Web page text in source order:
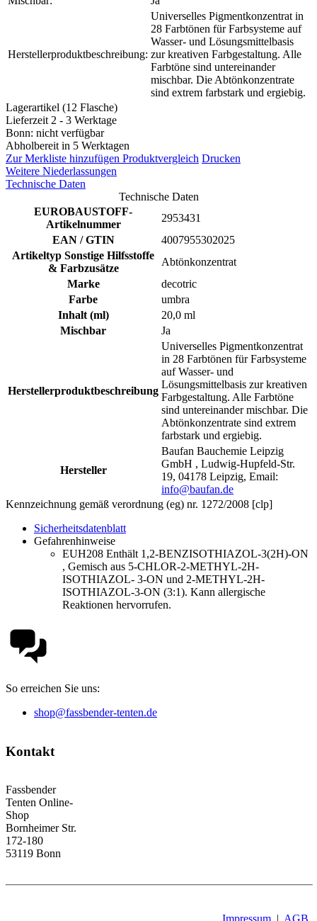
Herstellerproduktbeschreibung:
Universelles Pigmentkonzentrat in
28 Farbtönen für Farbsysteme auf
Wasser- und Lösungsmittelbasis
zur kreativen Farbgestaltung. Alle
Farbtöne sind untereinander
mischbar. Die Abtönkonzentrate
sind extrem farbstark und ergiebig.
Lagerartikel (12 Flasche)
Lieferzeit 2 - 3 Werktage
Bonn: nicht verfügbar
Abholbereit in 5 Werktagen
Zur Merkliste hinzufügen Produktvergleich Drucken
Weitere Niederlassungen
Technische Daten
Technische Daten
EUROBAUSTOFF-
Artikelnummer
2953431
EAN / GTIN
4007955302025
Artikeltyp Sonstige Hilfsstoffe
& Farbzusätze
Abtönkonzentrat
Marke
decotric
Farbe
umbra
Inhalt (ml)
20,0 ml
Mischbar
Ja
Herstellerproduktbeschreibung
Universelles Pigmentkonzentrat
in 28 Farbtönen für Farbsysteme
auf Wasser- und
Lösungsmittelbasis zur kreativen
Farbgestaltung. Alle Farbtöne
sind untereinander mischbar. Die
Abtönkonzentrate sind extrem
farbstark und ergiebig.
Hersteller
Baufan Bauchemie Leipzig
GmbH , Ludwig-Hupfeld-Str.
19, 04178 Leipzig, Email:
info@baufan.de
Kennzeichnung gemäß verordnung (eg) nr. 1272/2008 [clp]
Sicherheitsdatenblatt
Gefahrenhinweise
EUH208 Enthält 1,2-BENZISOTHIAZOL-3(2H)-ON
, Gemisch aus 5-CHLOR-2-METHYL-2H-
ISOTHIAZOL- 3-ON und 2-METHYL-2H-
ISOTHIAZOL-3-ON (3:1). Kann allergische
Reaktionen hervorrufen.
So erreichen Sie uns:
shop@fassbender-tenten.de
Kontakt
Fassbender
Tenten Online-
Shop
Bornheimer Str.
172-180
53119 Bonn